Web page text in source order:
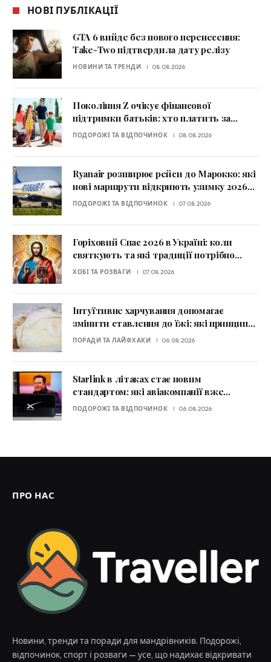
НОВІ ПУБЛІКАЦІЇ
GTA 6 вийде без нового перенесення:
Take-Two підтвердила дату релізу
НОВИНИ ТА ТРЕНДИ 08.08.2026
Покоління Z очікує фінансової
підтримки батьків: хто платить за
відпустку
ПОДОРОЖІ ТА ВІДПОЧИНОК 08.08.2026
Ryanair розширює рейси до Марокко: які
нові маршрути відкриють узимку 2026–
2027
ПОДОРОЖІ ТА ВІДПОЧИНОК 07.08.2026
Горіховий Спас 2026 в Україні: коли
святкують та які традиції потрібно
знати
ХОБІ ТА РОЗВАГИ 07.08.2026
Інтуїтивне харчування допомагає
змінити ставлення до їжі: які принципи
радять експерти
ПОРАДИ ТА ЛАЙФХАКИ 06.08.2026
Starlink в літаках стає новим
стандартом: які авіакомпанії вже
пропонують супутниковий Wi-Fi
ПОДОРОЖІ ТА ВІДПОЧИНОК 06.08.2026
ПРО НАС
Новини, тренди та поради для мандрівників. Подорожі,
відпочинок, спорт і розваги — усе, що надихає відкривати